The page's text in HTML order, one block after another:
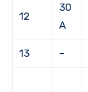
12
30
А
13 –